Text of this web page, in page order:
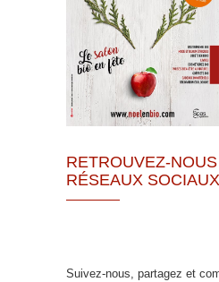
RETROUVEZ-
RÉSEAUX SOCIAUX
Suivez-nous, partagez et